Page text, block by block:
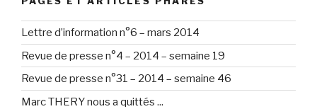
Lettre d’information n°6 – mars 2014
Revue de presse n°4 – 2014 – semaine 19
Revue de presse n°31 – 2014 – semaine 46
Marc THERY nous a quittés ...